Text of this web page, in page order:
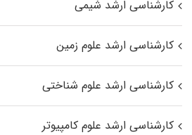
کارشناسی ارشد شیمی
کارشناسی ارشد علوم زمین
کارشناسی ارشد علوم شناختی
کارشناسی ارشد علوم کامپیوتر